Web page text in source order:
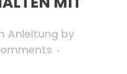
Anleitung by